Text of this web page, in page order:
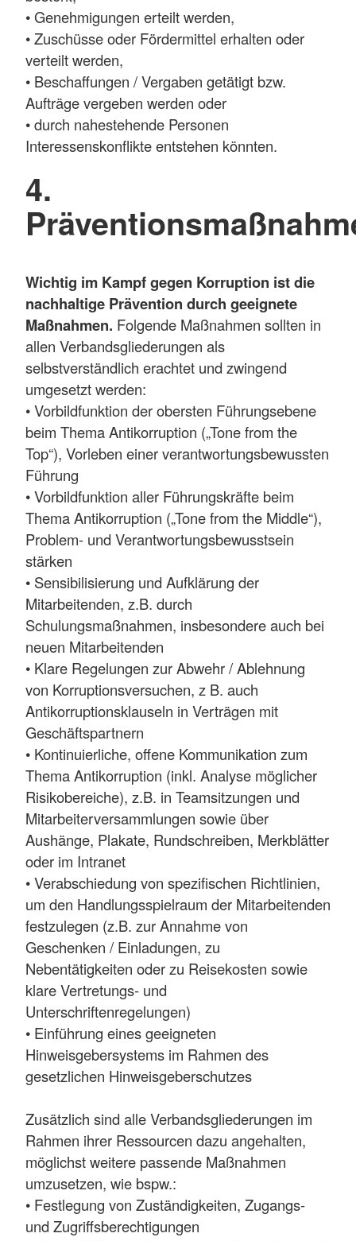
• Genehmigungen erteilt werden,
• Zuschüsse oder Fördermittel erhalten oder
verteilt werden,
• Beschaffungen / Vergaben getätigt bzw.
Aufträge vergeben werden oder
• durch nahestehende Personen
Interessenskonflikte entstehen könnten.
4.
Wichtig im Kampf gegen Korruption ist die
nachhaltige Prävention durch geeignete
Maßnahmen. Folgende Maßnahmen sollten in
allen Verbandsgliederungen als
selbstverständlich erachtet und zwingend
umgesetzt werden:
• Vorbildfunktion der obersten Führungsebene
beim Thema Antikorruption („Tone from the
Top“), Vorleben einer verantwortungsbewussten
Führung
• Vorbildfunktion aller Führungskräfte beim
Thema Antikorruption („Tone from the Middle“),
Problem- und Verantwortungsbewusstsein
stärken
• Sensibilisierung und Aufklärung der
Mitarbeitenden, z.B. durch
Schulungsmaßnahmen, insbesondere auch bei
neuen Mitarbeitenden
• Klare Regelungen zur Abwehr / Ablehnung
von Korruptionsversuchen, z B. auch
Antikorruptionsklauseln in Verträgen mit
Geschäftspartnern
• Kontinuierliche, offene Kommunikation zum
Thema Antikorruption (inkl. Analyse möglicher
Risikobereiche), z.B. in Teamsitzungen und
Mitarbeiterversammlungen sowie über
Aushänge, Plakate, Rundschreiben, Merkblätter
oder im Intranet
• Verabschiedung von spezifischen Richtlinien,
um den Handlungsspielraum der Mitarbeitenden
festzulegen (z.B. zur Annahme von
Geschenken / Einladungen, zu
Nebentätigkeiten oder zu Reisekosten sowie
klare Vertretungs- und
Unterschriftenregelungen)
• Einführung eines geeigneten
Hinweisgebersystems im Rahmen des
gesetzlichen Hinweisgeberschutzes
Zusätzlich sind alle Verbandsgliederungen im
Rahmen ihrer Ressourcen dazu angehalten,
möglichst weitere passende Maßnahmen
umzusetzen, wie bspw.:
• Festlegung von Zuständigkeiten, Zugangs-
und Zugriffsberechtigungen